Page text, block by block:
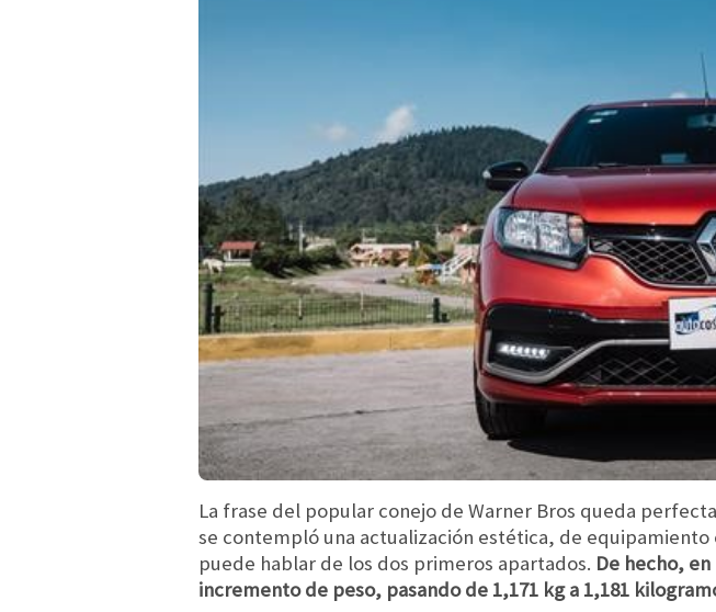
La frase del popular conejo de Warner Bros queda
se contempló una actualización estética, de
puede hablar de los dos primeros apartados. De hecho,
incremento de peso, pasando de 1,171 kg a 1,181